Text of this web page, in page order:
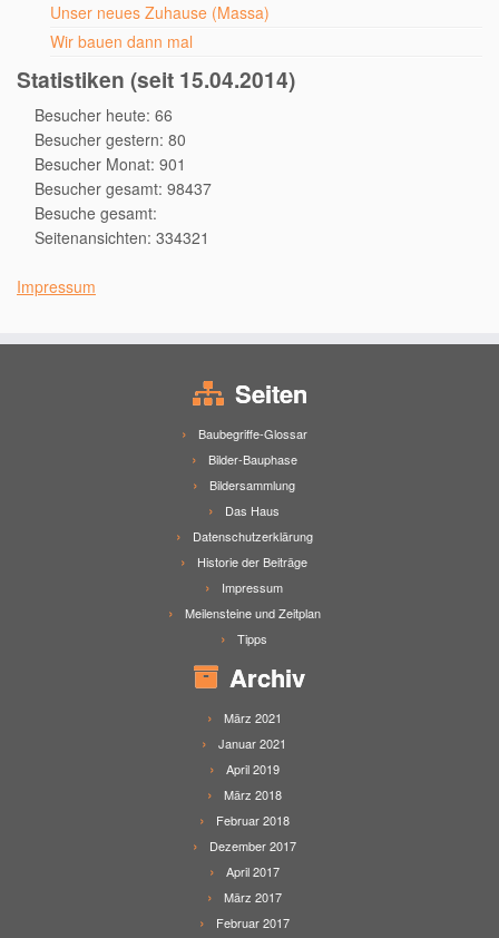
Unser neues Zuhause (Massa)
Wir bauen dann mal
Statistiken (seit 15.04.2014)
Besucher heute: 66
Besucher gestern: 80
Besucher Monat: 901
Besucher gesamt: 98437
Besuche gesamt:
Seitenansichten: 334321
Impressum
Seiten
Baubegriffe-Glossar
Bilder-Bauphase
Bildersammlung
Das Haus
Datenschutzerklärung
Historie der Beiträge
Impressum
Meilensteine und Zeitplan
Tipps
Archiv
März 2021
Januar 2021
April 2019
März 2018
Februar 2018
Dezember 2017
April 2017
März 2017
Februar 2017